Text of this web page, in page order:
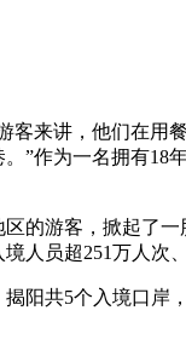
来讲，他们在用
”作为一名拥有
的游客，掀起了
员超251万人次
阳共5个入境口